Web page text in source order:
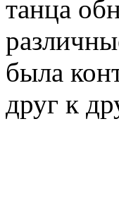
танца
была
друг к